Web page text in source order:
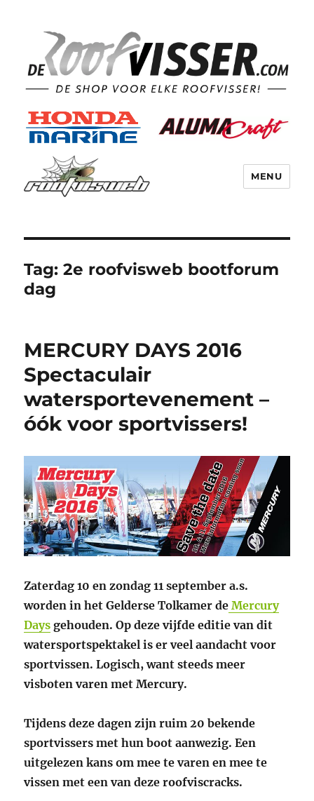
MENU
Tag:2e roofvisweb bootforum
dag
MERCURY DAYS 2016
Spectaculair
watersportevenement –
óók voor sportvissers!
Zaterdag 10 en zondag 11 september a.s.
worden in het Gelderse Tolkamer de Mercury
Days gehouden. Op deze vijfde editie van dit
watersportspektakel is er veel aandacht voor
sportvissen. Logisch, want steeds meer
visboten varen met Mercury.
Tijdens deze dagen zijn ruim 20 bekende
sportvissers met hun boot aanwezig. Een
uitgelezen kans om mee te varen en mee te
vissen met een van deze roofviscracks.